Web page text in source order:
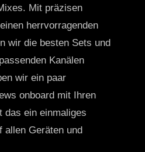
Mit präzisen
herrvorragenden
wir die besten Sets und
Kanälen
wir ein paar
onboard mit Ihren
das ein einmaliges
allen Geräten und